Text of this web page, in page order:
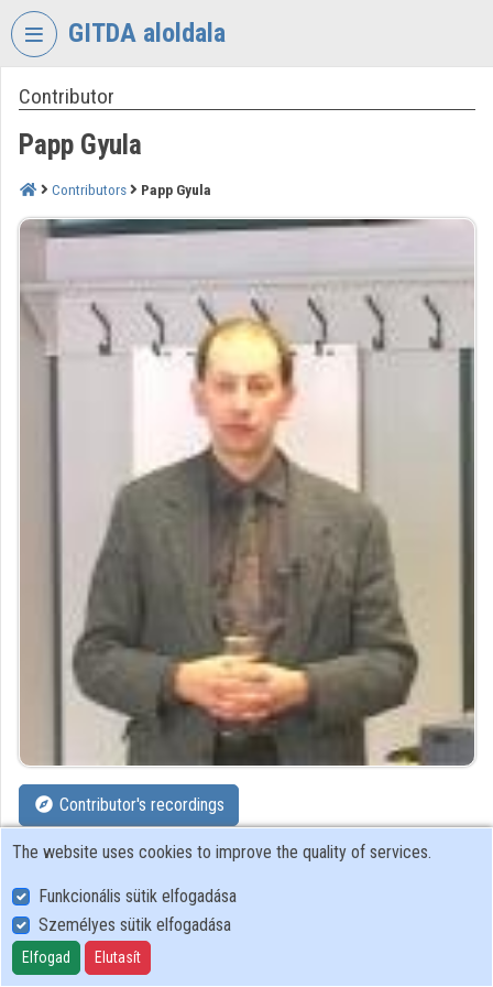
Skip header
GITDA aloldala
VIDEO
GOVERNMENTAL
INFORMATION-
DEVELOPMENT
Organization home
Log In
Organization playlists
Organizations
Contributors
Contributor
Papp Gyula
Contributors Papp Gyula
Contributor's recordings
Profiles
Profile
Kölcsey Ferenc Református Tanítóképző Főiskola
The website uses cookies to improve the quality of services.
Funkcionális sütik elfogadása
Személyes sütik elfogadása
Elfogad Elutasít